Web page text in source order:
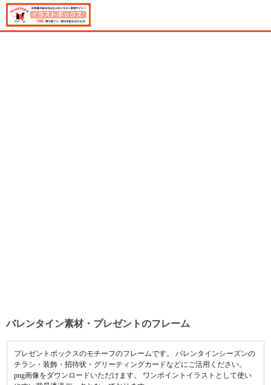
バレンタイン素材・プレゼントのフレーム
プレゼントボックスのモチーフのフレームです。 バレンタインシーズンの
チラシ・装飾・招待状・グリーティングカードなどにご活用ください。
png画像をダウンロードいただけます。 ワンポイントイラストとして使い